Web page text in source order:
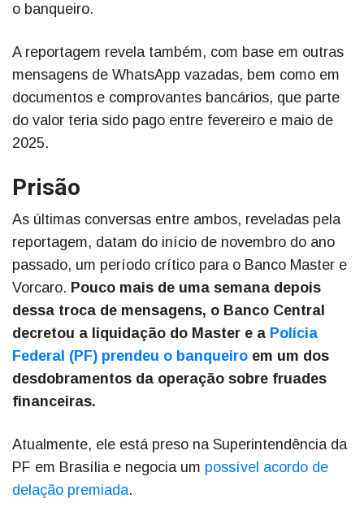
o banqueiro.
A reportagem revela também, com base em outras
mensagens de WhatsApp vazadas, bem como em
documentos e comprovantes bancários, que parte
do valor teria sido pago entre fevereiro e maio de
2025.
Prisão
As últimas conversas entre ambos, reveladas pela
reportagem, datam do início de novembro do ano
passado, um período crítico para o Banco Master e
Vorcaro. Pouco mais de uma semana depois
dessa troca de mensagens, o Banco Central
decretou a liquidação do Master e a Polícia
Federal (PF) prendeu o banqueiro em um dos
desdobramentos da operação sobre fruades
financeiras.
Atualmente, ele está preso na Superintendência da
PF em Brasília e negocia um possível acordo de
delação premiada.